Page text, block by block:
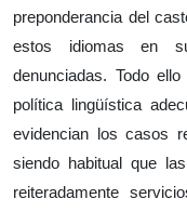
preponderancia del
estos idiomas en
denunciadas. Todo
política lingüística
evidencian los casos
siendo habitual que
reiteradamente